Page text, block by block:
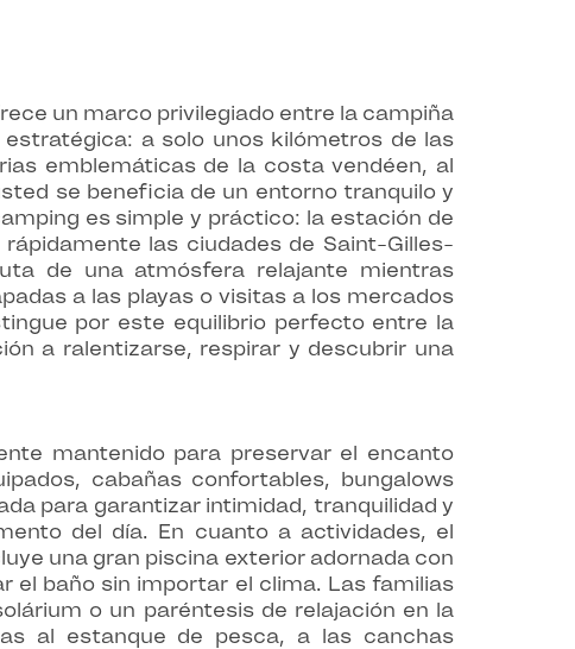
un marco privilegiado entre la campiña
a solo unos kilómetros de las
emblemáticas de la costa vendéen, al
se beneficia de un entorno tranquilo y
es simple y práctico: la estación de
las ciudades de Saint-Gilles-
de una atmósfera relajante mientras
a las playas o visitas a los mercados
por este equilibrio perfecto entre la
a ralentizarse, respirar y descubrir una
mantenido para preservar el encanto
cabañas confortables, bungalows
para garantizar intimidad, tranquilidad y
del día. En cuanto a actividades, el
una gran piscina exterior adornada con
el baño sin importar el clima. Las familias
o un paréntesis de relajación en la
al estanque de pesca, a las canchas